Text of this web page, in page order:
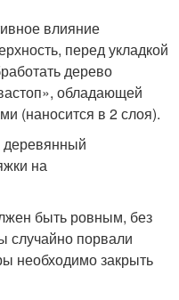
влияние
перед укладкой
дерево
обладающей
(наносится в 2 слоя).
быть ровным, без
случайно порвали
необходимо закрыть